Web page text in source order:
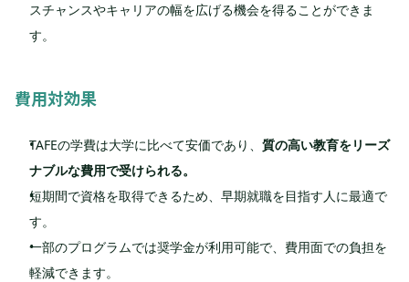
スチャンスやキャリアの幅を広げる機会を得ることができま
す。
費用対効果
TAFEの学費は大学に比べて安価であり、 質の高い教育をリーズ
ナブルな費用で受けられる。
短期間で資格を取得できるため、早期就職を目指す人に最適で
す。
一部のプログラムでは奨学金が利用可能で、費用面での負担を
軽減できます。